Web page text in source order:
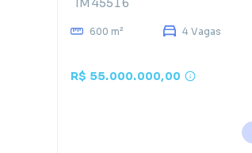
IM45516
600 m² 4 Vagas
R$ 55.000.000,00